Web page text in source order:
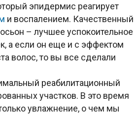
эпидермис реагирует
и воспалением. Качественный
– лучшее успокоительное
а если он еще и с эффектом
волос, то вы все сделали
реабилитационный
участков. В это время
увлажнение, о чем мы